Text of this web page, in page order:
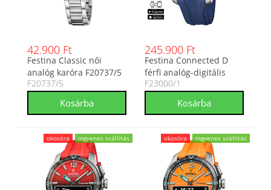
42.900 Ft
Festina Classic női
analóg karóra F20737/5
F20737/5
245.900 Ft
Festina Connected D
férfi analóg-digitális
karóra F23000/1
F23000/1
okosóra ingyenes szállítás okosóra ingyenes szállítás